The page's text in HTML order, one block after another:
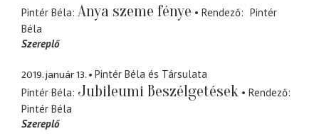
Pintér Béla Anya szeme fénye Rendező
Pintér
Béla
Szereplő
2019. január 13.
Pintér Béla és Társulata
Pintér Béla Jubileumi Beszélgetések
Rendező
Pintér Béla
Szereplő